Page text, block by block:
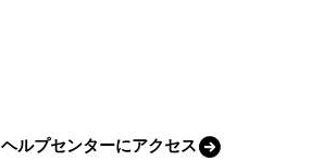
ヘルプセンターにアクセス